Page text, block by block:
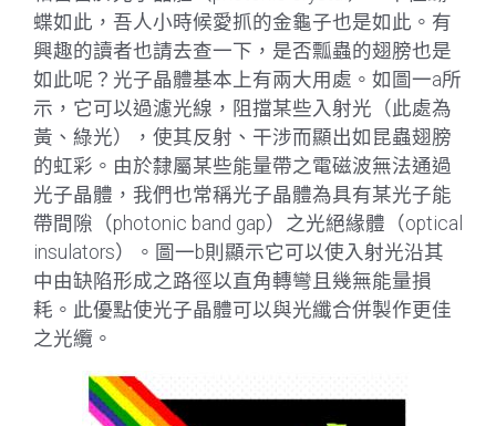
蝶如此，吾人小時候愛抓的金龜子也是如此。有
興趣的讀者也請去查一下，是否瓢蟲的翅膀也是
如此呢？光子晶體基本上有兩大用處。如圖一a所
示，它可以過濾光線，阻擋某些入射光（此處為
黃、綠光），使其反射、干涉而顯出如昆蟲翅膀
的虹彩。由於隸屬某些能量帶之電磁波無法通過
光子晶體，我們也常稱光子晶體為具有某光子能
帶間隙（photonic band gap）之光絕緣體（optical
insulators）。 圖一b則顯示它可以使入射光沿其
中由缺陷形成之路徑以直角轉彎且幾無能量損
耗。此優點使光子晶體可以與光纖合併製作更佳
之光纜。